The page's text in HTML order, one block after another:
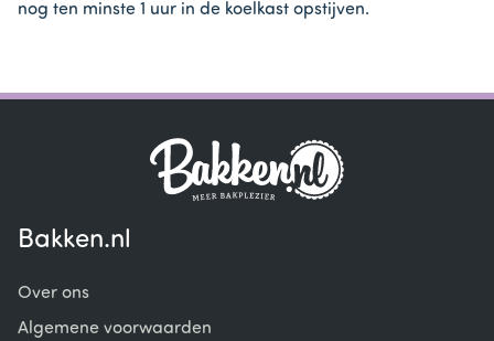
nog ten minste 1 uur in de koelkast opstijven.
Bakken.nl
Over ons
Algemene voorwaarden